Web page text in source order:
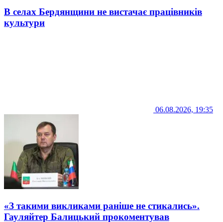
В селах Бердянщини не вистачає працівників
культури
06.08.2026, 19:35
«З такими викликами раніше не стикались».
Гауляйтер Балицький прокоментував